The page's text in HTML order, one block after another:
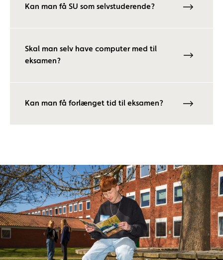
Kan man få SU som selvstuderende?
Skal man selv have computer med til
eksamen?
Kan man få forlænget tid til eksamen?